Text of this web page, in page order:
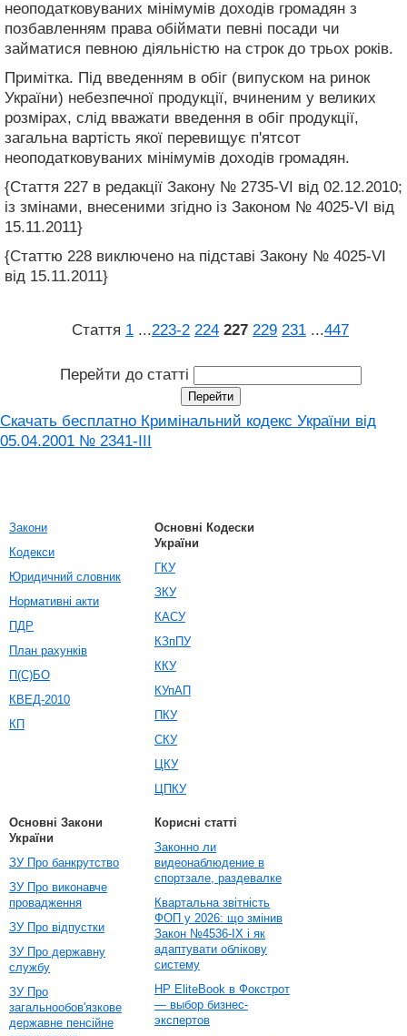
неоподатковуваних мінімумів доходів громадян з
позбавленням права обіймати певні посади чи
займатися певною діяльністю на строк до трьох років.
Примітка. Під введенням в обіг (випуском на ринок
України) небезпечної продукції, вчиненим у великих
розмірах, слід вважати введення в обіг продукції,
загальна вартість якої перевищує п'ятсот
неоподатковуваних мінімумів доходів громадян.
{Стаття 227 в редакції Закону № 2735-VI від 02.12.2010;
із змінами, внесеними згідно із Законом № 4025-VI від
15.11.2011}
{Статтю 228 виключено на підставі Закону № 4025-VI
від 15.11.2011}
Стаття 1 ...223‑2 224 227 229 231 ...447
Перейти до статті
Скачать бесплатно Кримінальний кодекс України від
05.04.2001 № 2341-III
Закони
Кодекси
Юридичний словник
Нормативні акти
ПДР
План рахунків
П(С)БО
КВЕД-2010
КП
Основні Кодески
України
ГКУ
ЗКУ
КАСУ
КЗпПУ
ККУ
КУпАП
ПКУ
СКУ
ЦКУ
ЦПКУ
Основні Закони
України
ЗУ Про банкрутство
ЗУ Про виконавче
провадження
ЗУ Про відпустки
ЗУ Про державну
службу
ЗУ Про
загальнообов'язкове
державне пенсійне
Корисні статті
Законно ли
видеонаблюдение в
спортзале, раздевалке
Квартальна звітність
ФОП у 2026: що змінив
Закон №4536-IX і як
адаптувати облікову
систему
HP EliteBook в Фокстрот
— выбор бизнес-
экспертов